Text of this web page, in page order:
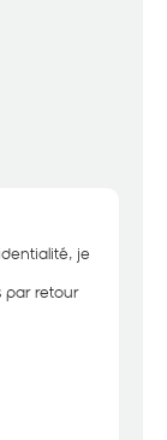
je
par retour